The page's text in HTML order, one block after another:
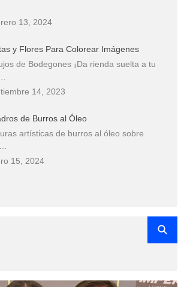
13, 2024
y Flores Para Colorear Imágenes
de Bodegones ¡Da rienda suelta a tu
14, 2023
de Burros al Óleo
artísticas de burros al óleo sobre
15, 2024